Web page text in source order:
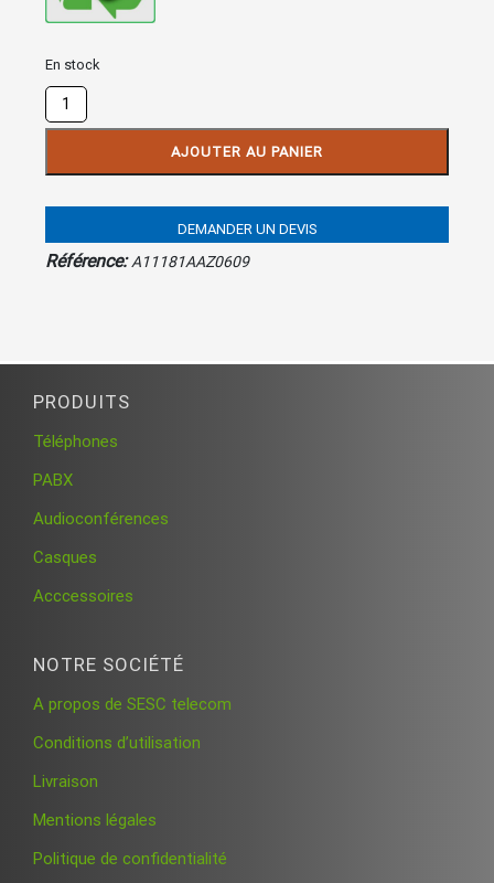
En stock
quantité
de
/
MATRA
AJOUTER AU PANIER
DEMANDER UN DEVIS
Référence:A11181AAZ0609
PRODUITS
Téléphones
PABX
Audioconférences
Casques
Acccessoires
NOTRE SOCIÉTÉ
A propos de SESC telecom
Conditions d’utilisation
Livraison
Mentions légales
Politique de confidentialité